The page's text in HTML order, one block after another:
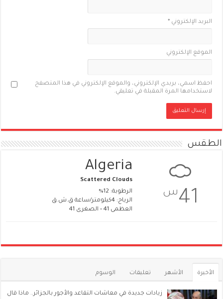
البريد الإلكتروني*
الموقع الإلكتروني
احفظ اسمي، بريدي الإلكتروني، والموقع الإلكتروني في هذا المتصفح
لاستخدامها المرة المقبلة في تعليقي.
الطقس
41س
Algeria
Scattered Clouds
الرطوبة: 12%
الرياح: 4كيلومتر/ساعة ق.ش.ق‎
العظمى 41 • الصغرى 41
الأخيرة الأشهر تعليقات الوسوم
زيادات جديدة في معاشات التقاعد والأجور بالجزائر.. ماذا قال